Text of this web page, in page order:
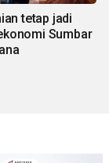
tetap jadi
Sumbar